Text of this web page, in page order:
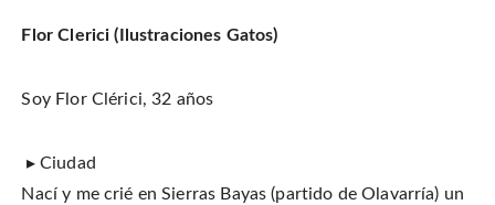
Flor Clerici (Ilustraciones Gatos)
Soy Flor Clérici, 32 años
▸ Ciudad
Nací y me crié en Sierras Bayas (partido de Olavarría) un